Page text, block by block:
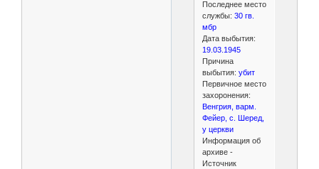
Последнее место
службы: 30 гв.
мбр
Дата выбытия:
19.03.1945
Причина
выбытия: убит
Первичное место
захоронения:
Венгрия, варм.
Фейер, с. Шеред,
у церкви
Информация об
архиве -
Источник